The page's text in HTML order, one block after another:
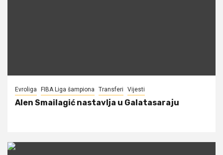
Evroliga FIBA Liga šampiona Transferi Vijesti
Alen Smailagić nastavlja u Galatasaraju